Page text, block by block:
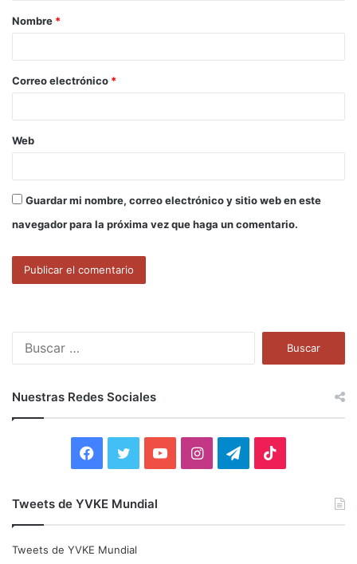
r
*
Nombre *
Correo electrónico *
Web
Guardar mi nombre, correo electrónico y sitio web en este
navegador para la próxima vez que haga un comentario.
:
Nuestras Redes Sociales
e
t
I
Tweets de YVKE Mundial
Tweets de YVKE Mundial